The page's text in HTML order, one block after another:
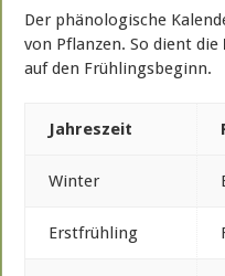
Der phänologische
von Pflanzen. So dient die
auf den Frühlingsbeginn.
Jahreszeit
Winter
Erstfrühling